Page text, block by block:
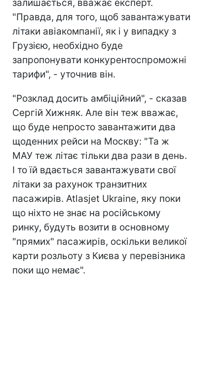
залишається, вважає експерт.
"Правда, для того, щоб завантажувати
літаки авіакомпанії, як і у випадку з
Грузією, необхідно буде
запропонувати конкурентоспроможні
тарифи", - уточнив він.
"Розклад досить амбіційний", - сказав
Сергій Хижняк. Але він теж вважає,
що буде непросто завантажити два
щоденних рейси на Москву: "Та ж
МАУ теж літає тільки два рази в день.
І то їй вдається завантажувати свої
літаки за рахунок транзитних
пасажирів. Atlasjet Ukraine, яку поки
що ніхто не знає на російському
ринку, будуть возити в основному
"прямих" пасажирів, оскільки великої
карти розльоту з Києва у перевізника
поки що немає".